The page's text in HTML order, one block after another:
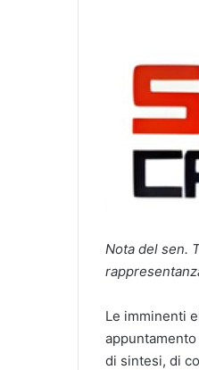
Nota del sen.
Le imminenti
di sintesi, di